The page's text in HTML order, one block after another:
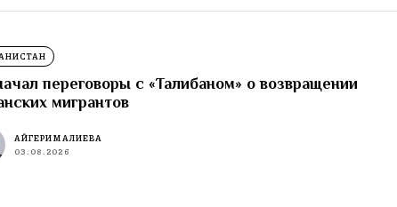
переговоры с «Талибаном» о возвращении
мигрантов
АЙГЕРИМ АЛИЕВА
03.08.2026